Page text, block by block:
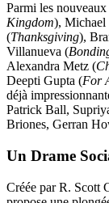
Parmi les
Kingdom), Michael
(Thanksgiving),
Villanueva (
Alexandra Metz (
Deepti Gupta (For
déjà
Patrick Ball,
Briones, Gerran
Un Drame
Créée par R. Scott